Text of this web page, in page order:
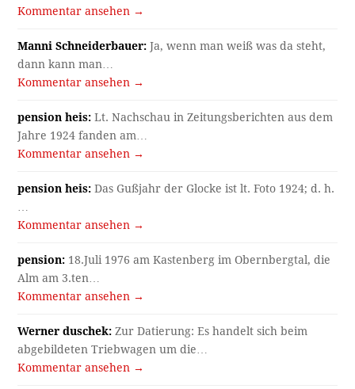
Kommentar ansehen →
Manni Schneiderbauer: Ja, wenn man weiß was da steht,
dann kann man…
Kommentar ansehen →
pension heis: Lt. Nachschau in Zeitungsberichten aus dem
Jahre 1924 fanden am…
Kommentar ansehen →
pension heis: Das Gußjahr der Glocke ist lt. Foto 1924; d. h.
Kommentar ansehen →
pension: 18.Juli 1976 am Kastenberg im Obernbergtal, die
Alm am 3.ten…
Kommentar ansehen →
Werner duschek: Zur Datierung: Es handelt sich beim
abgebildeten Triebwagen um die…
Kommentar ansehen →